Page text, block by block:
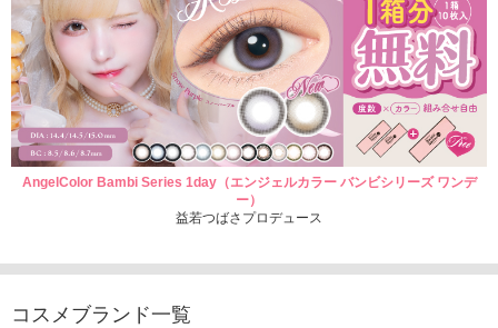
AngelColor Bambi Series 1day（エンジェルカラー バンビシリーズ ワンデ
ー）
益若つばさプロデュース
コスメブランド一覧